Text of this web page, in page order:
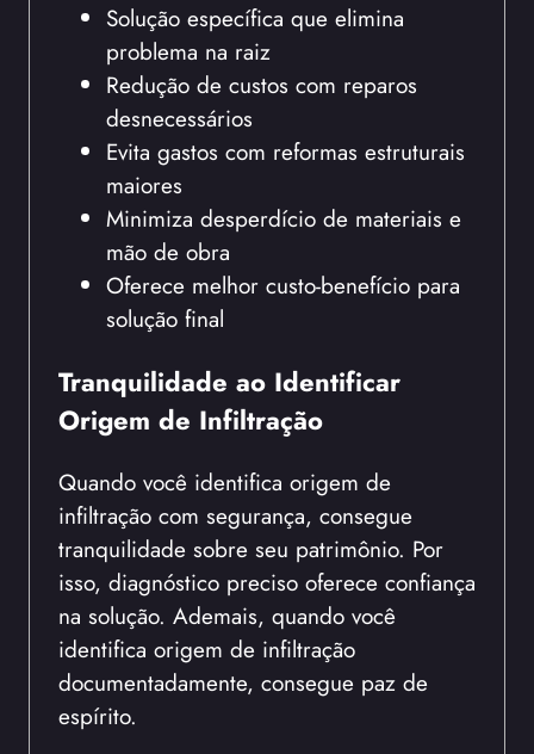
Solução específica que elimina
problema na raiz
Redução de custos com reparos
desnecessários
Evita gastos com reformas estruturais
maiores
Minimiza desperdício de materiais e
mão de obra
Oferece melhor custo-benefício para
solução final
Tranquilidade ao Identificar
Origem de Infiltração
Quando você identifica origem de
infiltração com segurança, consegue
tranquilidade sobre seu patrimônio. Por
isso, diagnóstico preciso oferece confiança
na solução. Ademais, quando você
identifica origem de infiltração
documentadamente, consegue paz de
espírito.